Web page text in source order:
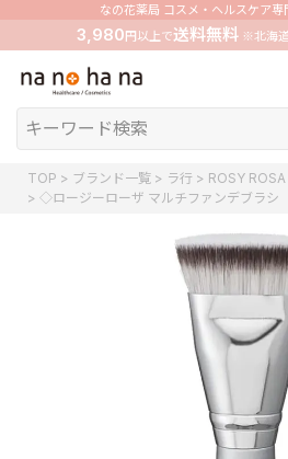
なの花薬局 コスメ・ヘルスケア専
3,980 円以上で送料無料※北海道
TOP ブランド一覧 ラ行
ROSY
◇ロージーローザ マルチファンデブラシ